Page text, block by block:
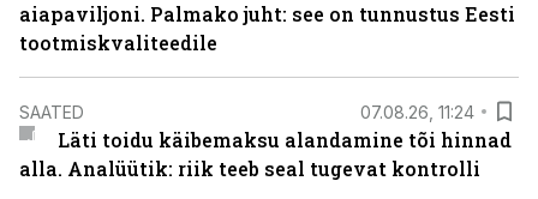
aiapaviljoni. Palmako juht: see on tunnustus Eesti
tootmiskvaliteedile
SAATED 07.08.26, 11:24
Läti toidu käibemaksu alandamine tõi hinnad
alla. Analüütik: riik teeb seal tugevat kontrolli